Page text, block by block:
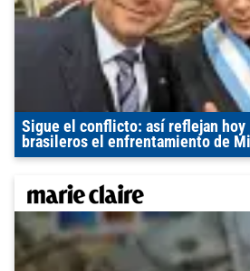
Sigue el conflicto: así reflejan
brasileros el enfrentamiento de